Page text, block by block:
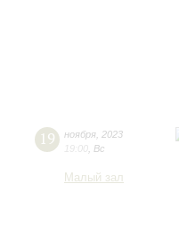
19 ноября 2023
19:00 Вс
Малый зал